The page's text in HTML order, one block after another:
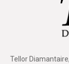
Tellor